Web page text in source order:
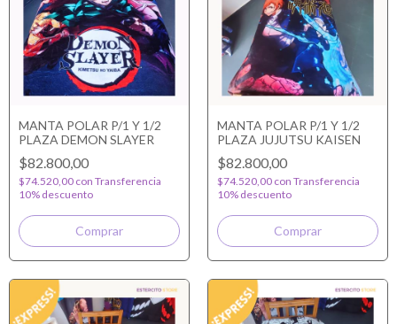
MANTA POLAR P/1 Y 1/2
PLAZA DEMON SLAYER
$82.800,00
$74.520,00 con Transferencia
10% descuento
MANTA POLAR P/1 Y 1/2
PLAZA JUJUTSU KAISEN
$82.800,00
$74.520,00 con Transferencia
10% descuento